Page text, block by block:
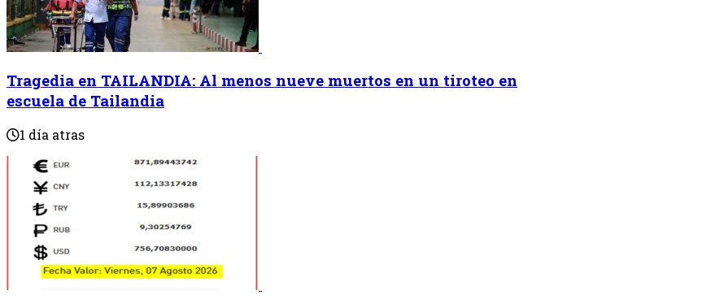
Tragedia en TAILANDIA: Al menos nueve muertos en un tiroteo en
escuela de Tailandia
1 día atras